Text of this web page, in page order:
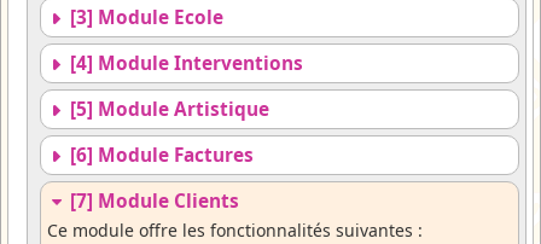
[3] Module Ecole
[4] Module Interventions
[5] Module Artistique
[6] Module Factures
[7] Module Clients
Ce module offre les fonctionnalités suivantes :